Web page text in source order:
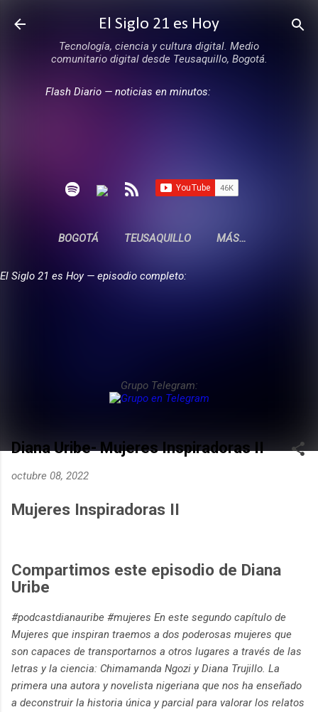
Ir al contenido principal
El Siglo 21 es Hoy
Tecnología, ciencia y cultura digital. Medio
comunitario digital desde Teusaquillo, Bogotá.
Flash Diario — noticias en minutos:
BOGOTÁ TEUSAQUILLO MÁS…
El Siglo 21 es Hoy — episodio completo:
Grupo Telegram:
Diana Uribe- Mujeres Inspiradoras II
octubre 08, 2022
Mujeres Inspiradoras II
Compartimos este episodio de Diana
Uribe
#podcastdianauribe #mujeres En este segundo capítulo de
Mujeres que inspiran traemos a dos poderosas mujeres que
son capaces de transportarnos a otros lugares a través de las
letras y la ciencia: Chimamanda Ngozi y Diana Trujillo. La
primera una autora y novelista nigeriana que nos ha enseñado
a deconstruir la historia única y parcial para valorar los relatos